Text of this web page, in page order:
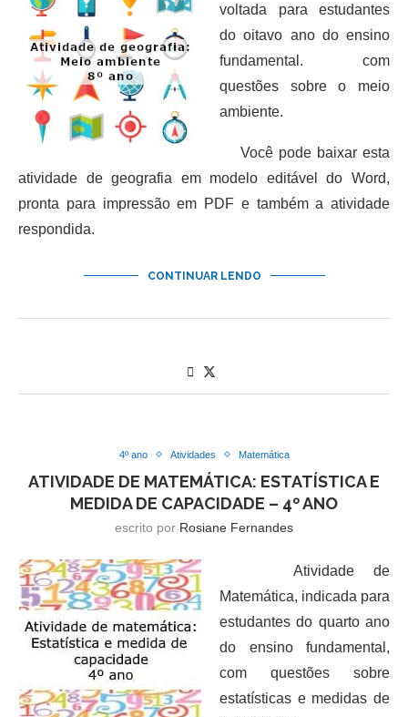
voltada para estudantes
do oitavo ano do ensino
fundamental. com
questões sobre o meio
ambiente.
Você pode baixar esta
atividade de geografia em modelo editável do Word,
pronta para impressão em PDF e também a atividade
respondida.
CONTINUAR LENDO
4º ano Atividades Matemática
ATIVIDADE DE MATEMÁTICA: ESTATÍSTICA E
MEDIDA DE CAPACIDADE – 4º ANO
escrito por Rosiane Fernandes
Atividade de
Matemática, indicada para
estudantes do quarto ano
do ensino fundamental,
com questões sobre
estatísticas e medidas de